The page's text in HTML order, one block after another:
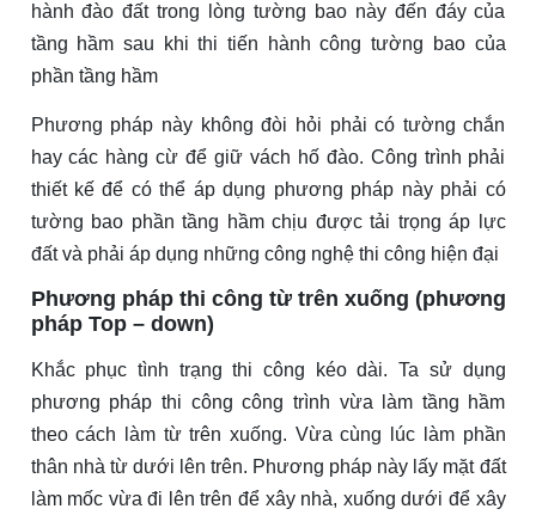
hành đào đất trong lòng tường bao này đến đáy của
tầng hầm sau khi thi tiến hành công tường bao của
phần tầng hầm
Phương pháp này không đòi hỏi phải có tường chắn
hay các hàng cừ để giữ vách hố đào. Công trình phải
thiết kế để có thể áp dụng phương pháp này phải có
tường bao phần tầng hầm chịu được tải trọng áp lực
đất và phải áp dụng những công nghệ thi công hiện đại
Phương pháp thi công từ trên xuống (phương
pháp Top – down)
Khắc phục tình trạng thi công kéo dài. Ta sử dụng
phương pháp thi công công trình vừa làm tầng hầm
theo cách làm từ trên xuống. Vừa cùng lúc làm phần
thân nhà từ dưới lên trên. Phương pháp này lấy mặt đất
làm mốc vừa đi lên trên để xây nhà, xuống dưới để xây